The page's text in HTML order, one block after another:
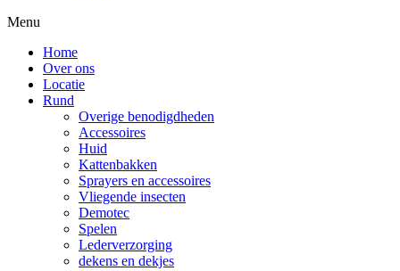
Menu
Home
Over ons
Locatie
Rund
Overige benodigdheden
Accessoires
Huid
Kattenbakken
Sprayers en accessoires
Vliegende insecten
Demotec
Spelen
Lederverzorging
dekens en dekjes